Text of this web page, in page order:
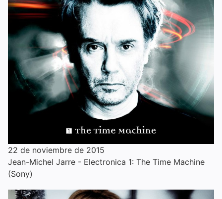
22 de noviembre de 2015
Jean-Michel Jarre - Electronica 1: The Time Machine
(Sony)